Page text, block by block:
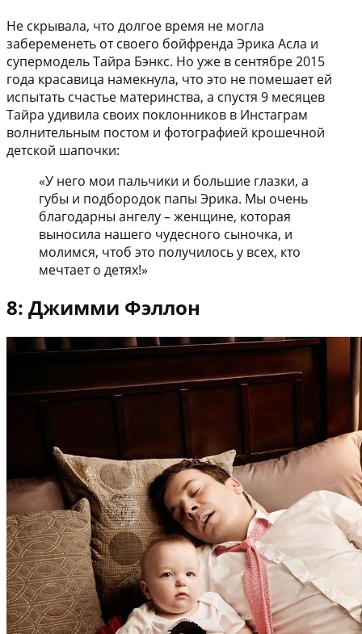
Не скрывала, что долгое время не могла
забеременеть от своего бойфренда Эрика Асла и
супермодель Тайра Бэнкс. Но уже в сентябре 2015
года красавица намекнула, что это не помешает ей
испытать счастье материнства, а спустя 9 месяцев
Тайра удивила своих поклонников в Инстаграм
волнительным постом и фотографией крошечной
детской шапочки:
«У него мои пальчики и большие глазки, а
губы и подбородок папы Эрика. Мы очень
благодарны ангелу – женщине, которая
выносила нашего чудесного сыночка, и
молимся, чтоб это получилось у всех, кто
мечтает о детях!»
8: Джимми Фэллон